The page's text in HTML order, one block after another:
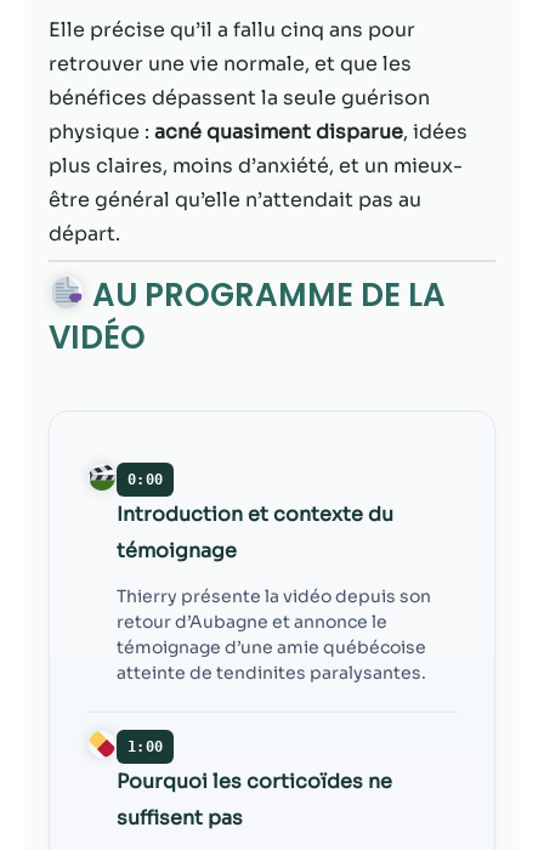
Elle précise qu’il a fallu cinq ans pour
retrouver une vie normale, et que les
bénéfices dépassent la seule guérison
physique : acné quasiment disparue, idées
plus claires, moins d’anxiété, et un mieux-
être général qu’elle n’attendait pas au
départ.
AU PROGRAMME DE LA
VIDÉO
0:00
Introduction et contexte du
témoignage
Thierry présente la vidéo depuis son
retour d’Aubagne et annonce le
témoignage d’une amie québécoise
atteinte de tendinites paralysantes.
1:00
Pourquoi les corticoïdes ne
suffisent pas
Marketing
En partageant
votre intérêt et
votre
comportement
augmentez les